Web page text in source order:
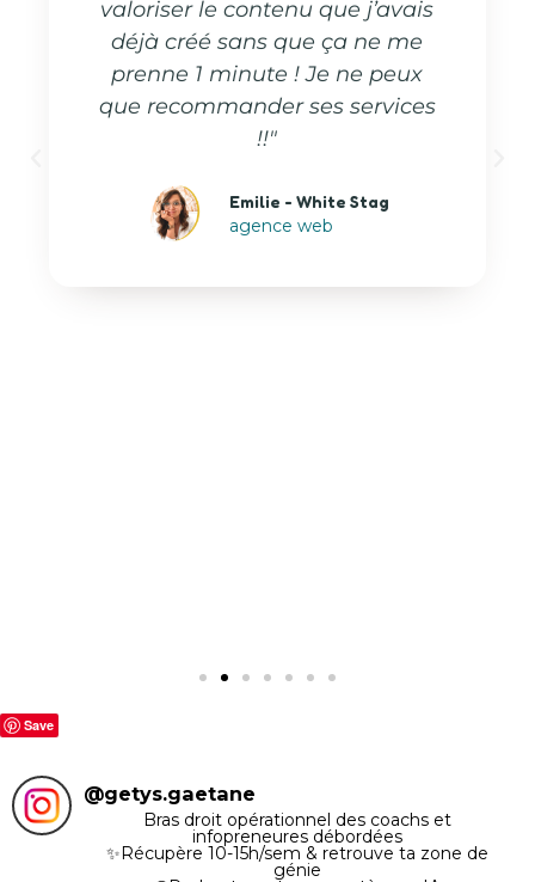
valoriser le contenu que j’avais
déjà créé sans que ça ne me
prenne 1 minute ! Je ne peux
que recommander ses services
!!"​
Emilie - White Stag
agence web
Save
@getys.gaetane
Bras droit opérationnel des coachs et
infopreneures débordées
✨️Récupère 10-15h/sem & retrouve ta zone de
génie